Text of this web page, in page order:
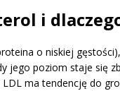
i
o niskiej
jego poziom staje się
ma tendencję do